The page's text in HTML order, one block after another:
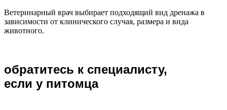
Ветеринарный врач выбирает подходящий вид дренажа в
зависимости от клинического случая, размера и вида
животного.
обратитесь к специалисту,
если у питомца